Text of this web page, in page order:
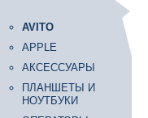
AVITO
APPLE
АКСЕССУАРЫ
ПЛАНШЕТЫ И
НОУТБУКИ